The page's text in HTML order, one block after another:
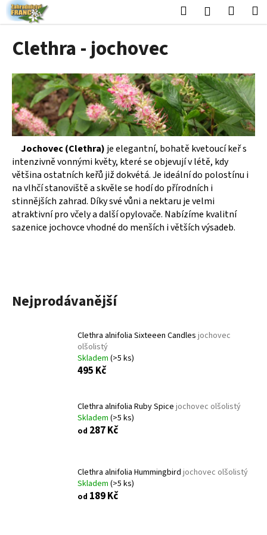
Přejít
na
obsah
HledatPřihlášení
Clethra - jochovec
Jochovec (Clethra) je elegantní, bohatě kvetoucí keř s
intenzivně vonnými květy, které se objevují v létě, kdy
většina ostatních keřů již dokvétá. Je ideální do polostínu i
na vlhčí stanoviště a skvěle se hodí do přírodních i
stinnějších zahrad. Díky své vůni a nektaru je velmi
atraktivní pro včely a další opylovače. Nabízíme kvalitní
sazenice jochovce vhodné do menších i větších výsadeb.
Nejprodávanější
Clethra alnifolia Sixteeen Candles jochovec
olšolistý
Skladem (>5 ks)
495 Kč
Clethra alnifolia Ruby Spice jochovec olšolistý
Skladem (>5 ks)
od 287 Kč
Clethra alnifolia Hummingbird jochovec olšolistý
Skladem (>5 ks)
od 189 Kč
K
o
o
p
o
t
ř
e
b
u
j
e
t
j
HLEDAT